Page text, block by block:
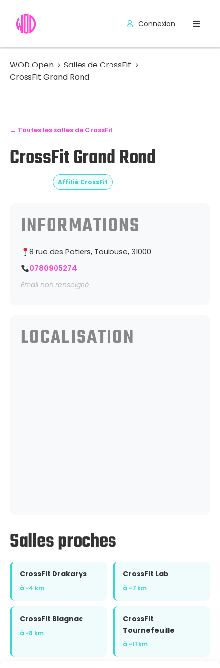
Hyrox
Exercices
Outils
Connexion
WOD Open
Salles de CrossFit
CrossFit Grand Rond
← Toutes les salles de CrossFit
CrossFit Grand Rond
Affilié CrossFit
INFORMATIONS
8 rue des Potiers, Toulouse, 31000
0780905274
Email non renseigné
LOCALISATION
Salles proches
CrossFit Drakarys
à ~4 km
CrossFit Lab
à ~7 km
CrossFit Blagnac
à ~8 km
CrossFit
Tournefeuille
à ~11 km